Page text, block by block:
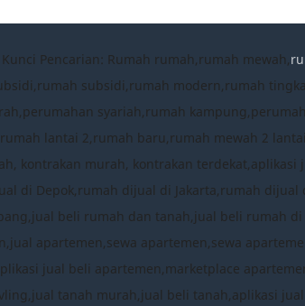
Kunci Pencarian: Rumah rumah,rumah mewah,
subsidi,rumah modern,rumah
syariah,rumah
lantai 2,rumah baru,rumah mewah 2
kontrakan murah, kontrakan
di Depok,rumah dijual di Jakarta,rumah
beli rumah dan tanah,jual beli rumah
apartemen,sewa apartemen,sewa
jual beli apartemen,marketplace
tanah murah,jual beli tanah,aplikasi